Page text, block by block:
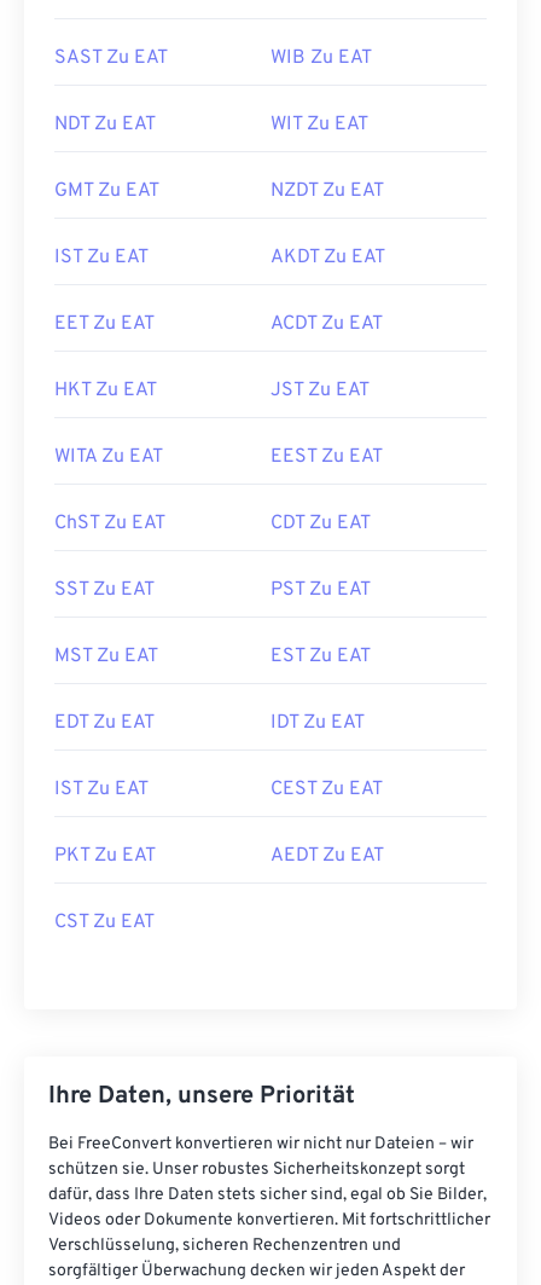
SAST Zu EAT WIB Zu EAT
NDT Zu EAT WIT Zu EAT
GMT Zu EAT NZDT Zu EAT
IST Zu EAT AKDT Zu EAT
EET Zu EAT ACDT Zu EAT
HKT Zu EAT JST Zu EAT
WITA Zu EAT EEST Zu EAT
ChST Zu EAT CDT Zu EAT
SST Zu EAT PST Zu EAT
MST Zu EAT EST Zu EAT
EDT Zu EAT IDT Zu EAT
IST Zu EAT CEST Zu EAT
PKT Zu EAT AEDT Zu EAT
CST Zu EAT
Ihre Daten, unsere Priorität
Bei FreeConvert konvertieren wir nicht nur Dateien – wir
schützen sie. Unser robustes Sicherheitskonzept sorgt
dafür, dass Ihre Daten stets sicher sind, egal ob Sie Bilder,
Videos oder Dokumente konvertieren. Mit fortschrittlicher
Verschlüsselung, sicheren Rechenzentren und
sorgfältiger Überwachung decken wir jeden Aspekt der